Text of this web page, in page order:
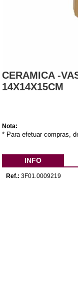
CERAMICA -
14X14X15CM
Nota:
* Para efetuar compras,
INFO
Ref.: 3F01.0009219